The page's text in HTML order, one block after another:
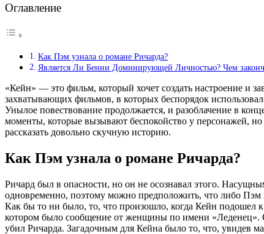
Оглавление
Как Пэм узнала о романе Ричарда?
Является Ли Бенни Доминирующей Личностью? Чем
«Кейн» — это фильм, который хочет создать настроение и
захватывающих фильмов, в которых беспорядок
Унылое повествование продолжается, и разоблачение в
моменты, которые вызывают беспокойство у персонажей,
рассказать довольно скучную историю.
Как Пэм узнала о романе Ричарда?
Ричард был в опасности, но он не осознавал этого.
одновременно, поэтому можно предположить, что либо Пэм
Как бы то ни было, то, что произошло, когда Кейн подошел
котором было сообщение от женщины по имени «Леденец».
убил Ричарда. Загадочным для Кейна было то, что, увидев